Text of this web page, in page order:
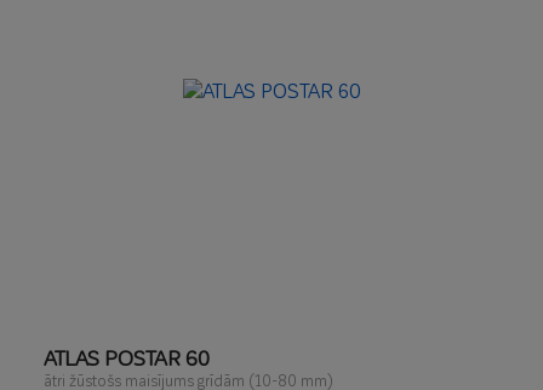
ATLAS POSTAR 60
ātri žūstošs maisījums grīdām (10-80 mm)